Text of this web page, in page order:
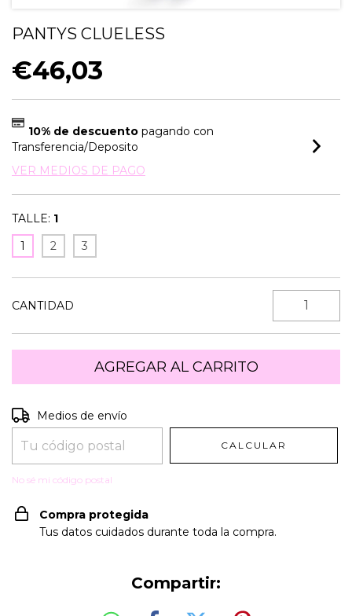
PANTYS CLUELESS
€46,03
10% de descuentopagando con
Transferencia/Deposito
VER MEDIOS DE PAGO
TALLE: 1
1
2 3
CANTIDAD
Entregas para el CP:
Medios de envío
CALCULAR
No sé mi código postal
Compra protegida
Tus datos cuidados durante toda la compra.
Compartir: